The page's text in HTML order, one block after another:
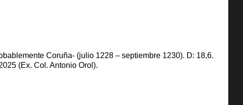
Coruña- (julio 1228 – septiembre 1230). D: 18,6.
(Ex. Col. Antonio Orol).